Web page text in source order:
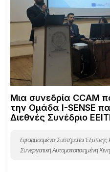
Μια συνεδρία CCAM
την Ομάδα I-SENSE
Διεθνές Συνέδριο
Εφαρμοσμένα Συστήματα Έξυπνης
Συνεργατική Αυτοματοποιημένη